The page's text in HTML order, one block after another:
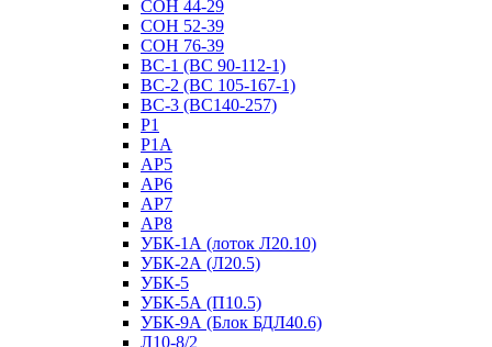
СОН 44-29
СОН 52-39
СОН 76-39
ВС-1 (ВС 90-112-1)
ВС-2 (ВС 105-167-1)
ВС-3 (ВС140-257)
Р1
Р1А
АР5
АР6
АР7
АР8
УБК-1А (лоток Л20.10)
УБК-2А (Л20.5)
УБК-5
УБК-5А (П10.5)
УБК-9А (Блок БДЛ40.6)
Л10-8/2